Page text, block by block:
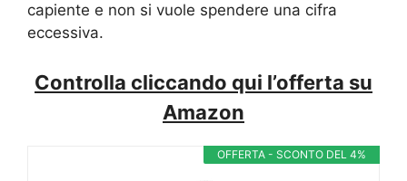
capiente e non si vuole spendere una cifra
eccessiva.
Controlla cliccando qui l’offerta su
Amazon
OFFERTA - SCONTO DEL 4%